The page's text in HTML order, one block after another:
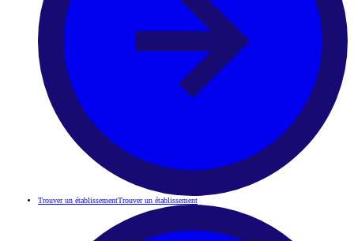
Trouver un établissementTrouver un établissement